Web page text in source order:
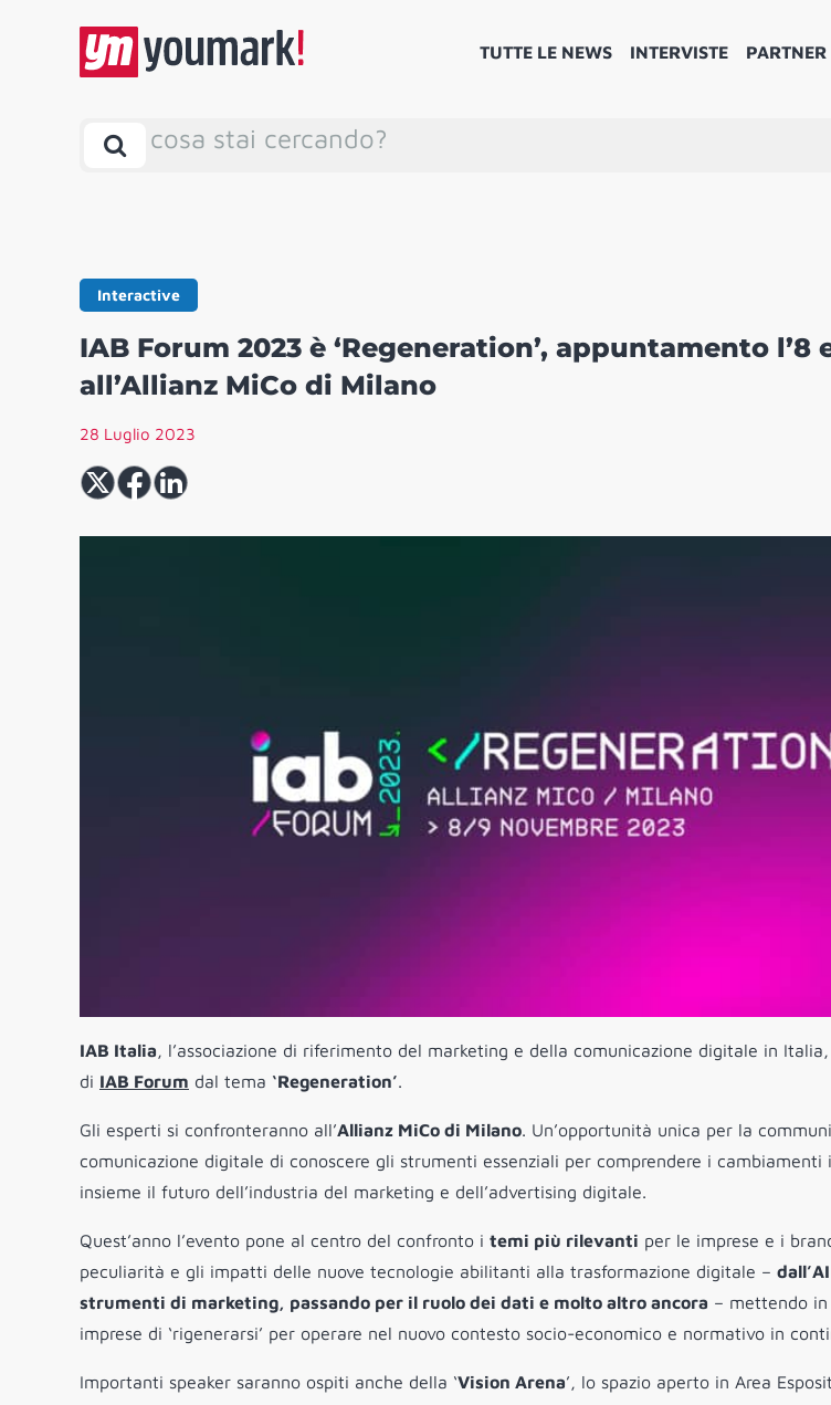
TUTTE LE NEWS INTERVISTE
cosa stai cercando?
Interactive
IAB Forum 2023 è ‘Regeneration’, appuntamento l’8
all’Allianz MiCo di Milano
28 Luglio 2023
IAB Italia, l’associazione di riferimento del marketing e della comunicazione digitale in
di IAB Forum dal tema ‘Regeneration’.
Gli esperti si confronteranno all’Allianz MiCo di Milano. Un’opportunità unica per la
comunicazione digitale di conoscere gli strumenti essenziali per comprendere i
insieme il futuro dell’industria del marketing e dell’advertising digitale.
Quest’anno l’evento pone al centro del confronto i temi più rilevanti per le imprese e i
peculiarità e gli impatti delle nuove tecnologie abilitanti alla trasformazione digitale –
strumenti di marketing, passando per il ruolo dei dati e molto altro ancora – mettendo
imprese di ‘rigenerarsi’ per operare nel nuovo contesto socio-economico e normativo in
Importanti speaker saranno ospiti anche della ‘Vision Arena’, lo spazio aperto in Area